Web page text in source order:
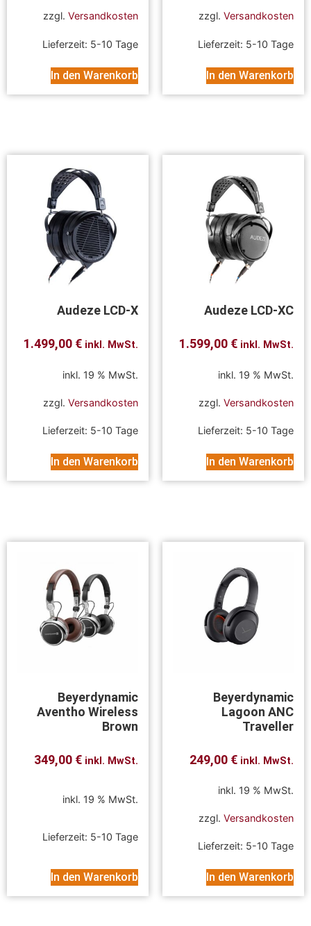
zzgl. Versandkosten
Lieferzeit: 5-10 Tage
In den Warenkorb
zzgl. Versandkosten
Lieferzeit: 5-10 Tage
In den Warenkorb
Audeze LCD-X
1.499,00 € inkl. MwSt.
inkl. 19 % MwSt.
zzgl. Versandkosten
Lieferzeit: 5-10 Tage
In den Warenkorb
Audeze LCD-XC
1.599,00 € inkl. MwSt.
inkl. 19 % MwSt.
zzgl. Versandkosten
Lieferzeit: 5-10 Tage
In den Warenkorb
Beyerdynamic
Aventho Wireless
Brown
349,00 € inkl. MwSt.
inkl. 19 % MwSt.
Lieferzeit: 5-10 Tage
In den Warenkorb
Beyerdynamic
Lagoon ANC
Traveller
249,00 € inkl. MwSt.
inkl. 19 % MwSt.
zzgl. Versandkosten
Lieferzeit: 5-10 Tage
In den Warenkorb